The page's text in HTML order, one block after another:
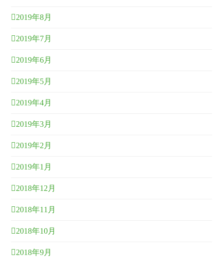
2019年8月
2019年7月
2019年6月
2019年5月
2019年4月
2019年3月
2019年2月
2019年1月
2018年12月
2018年11月
2018年10月
2018年9月